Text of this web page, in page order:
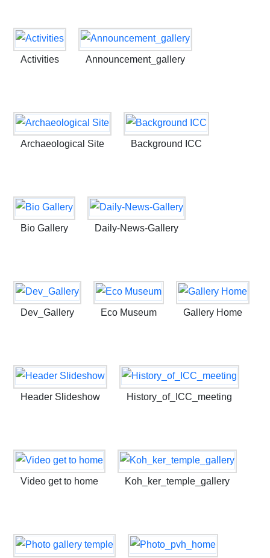
Activities Announcement_gallery
Archaeological Site Background ICC
Bio Gallery Daily-News-Gallery
Dev_Gallery Eco Museum Gallery Home
Header Slideshow History_of_ICC_meeting
Video get to home Koh_ker_temple_gallery